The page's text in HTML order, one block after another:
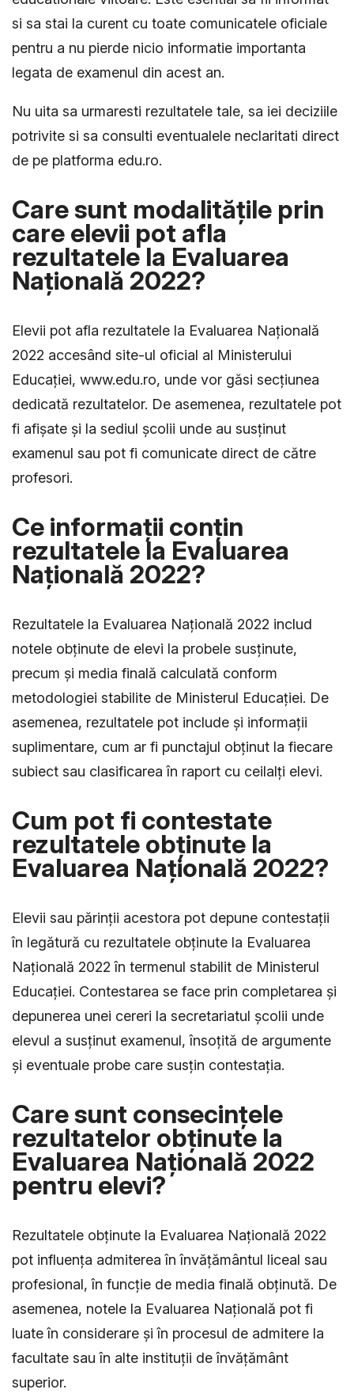
si sa stai la curent cu toate comunicatele oficiale
pentru a nu pierde nicio informatie importanta
legata de examenul din acest an.
Nu uita sa urmaresti rezultatele tale, sa iei deciziile
potrivite si sa consulti eventualele neclaritati direct
de pe platforma edu.ro.
Care sunt modalitățile prin
care elevii pot afla
rezultatele la Evaluarea
Națională 2022?
Elevii pot afla rezultatele la Evaluarea Națională
2022 accesând site-ul oficial al Ministerului
Educației, www.edu.ro, unde vor găsi secțiunea
dedicată rezultatelor. De asemenea, rezultatele pot
fi afișate și la sediul școlii unde au susținut
examenul sau pot fi comunicate direct de către
profesori.
Ce informații conțin
rezultatele la Evaluarea
Națională 2022?
Rezultatele la Evaluarea Națională 2022 includ
notele obținute de elevi la probele susținute,
precum și media finală calculată conform
metodologiei stabilite de Ministerul Educației. De
asemenea, rezultatele pot include și informații
suplimentare, cum ar fi punctajul obținut la fiecare
subiect sau clasificarea în raport cu ceilalți elevi.
Cum pot fi contestate
rezultatele obținute la
Evaluarea Națională 2022?
Elevii sau părinții acestora pot depune contestații
în legătură cu rezultatele obținute la Evaluarea
Națională 2022 în termenul stabilit de Ministerul
Educației. Contestarea se face prin completarea și
depunerea unei cereri la secretariatul școlii unde
elevul a susținut examenul, însoțită de argumente
și eventuale probe care susțin contestația.
Care sunt consecințele
rezultatelor obținute la
Evaluarea Națională 2022
pentru elevi?
Rezultatele obținute la Evaluarea Națională 2022
pot influența admiterea în învățământul liceal sau
profesional, în funcție de media finală obținută. De
asemenea, notele la Evaluarea Națională pot fi
luate în considerare și în procesul de admitere la
facultate sau în alte instituții de învățământ
superior.